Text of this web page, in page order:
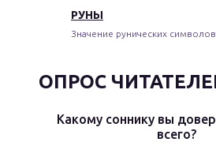
РУНЫ
Значение рунических
ОПРОС
Какому соннику вы
всего?